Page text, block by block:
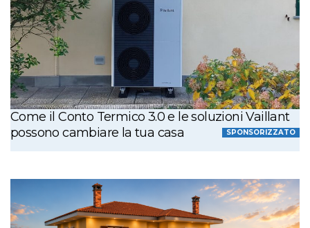
Come il Conto Termico 3.0 e le soluzioni Vaillant
possono cambiare la tua casa
SPONSORIZZATO